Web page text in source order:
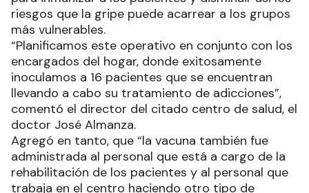
riesgos que la gripe puede acarrear a los grupos
más vulnerables.
“Planificamos este operativo en conjunto con los
encargados del hogar, donde exitosamente
inoculamos a 16 pacientes que se encuentran
llevando a cabo su tratamiento de adicciones”,
comentó el director del citado centro de salud, el
doctor José Almanza.
Agregó en tanto, que “la vacuna también fue
administrada al personal que está a cargo de la
rehabilitación de los pacientes y al personal que
trabaja en el centro haciendo otro tipo de